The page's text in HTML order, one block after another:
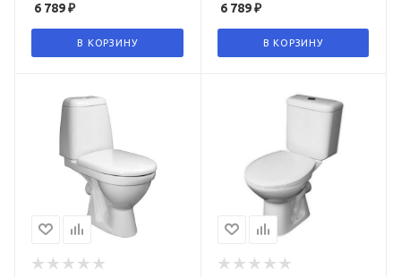
6 789₽
В КОРЗИНУ
6 789₽
В КОРЗИНУ